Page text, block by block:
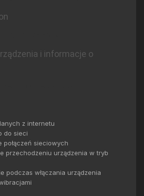
i informacje o
z internetu
do sieci
połączeń sieciowych
przechodzeniu urządzenia w tryb
podczas włączania urządzenia